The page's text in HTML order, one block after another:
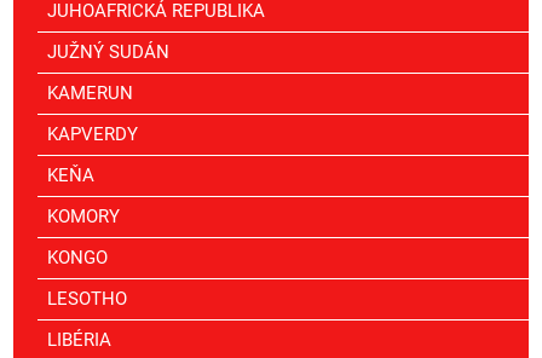
JUHOAFRICKÁ REPUBLIKA
JUŽNÝ SUDÁN
KAMERUN
KAPVERDY
KEŇA
KOMORY
KONGO
LESOTHO
LIBÉRIA